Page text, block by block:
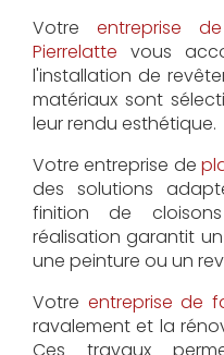
Votre entreprise
Pierrelatte vous
l'installation de
matériaux sont
leur rendu esthétique.
Votre entreprise de
des solutions
finition de
réalisation garantit
une peinture ou un
Votre entreprise de
ravalement et la